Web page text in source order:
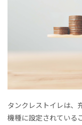
タンクレストイレは、
機種に設定されている